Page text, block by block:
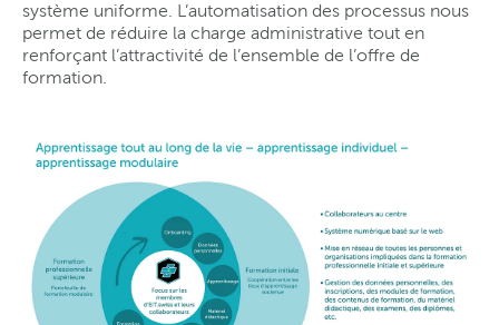
système uniforme. L’automatisation des processus nous
permet de réduire la charge administrative tout en
renforçant l’attractivité de l’ensemble de l’offre de
formation.